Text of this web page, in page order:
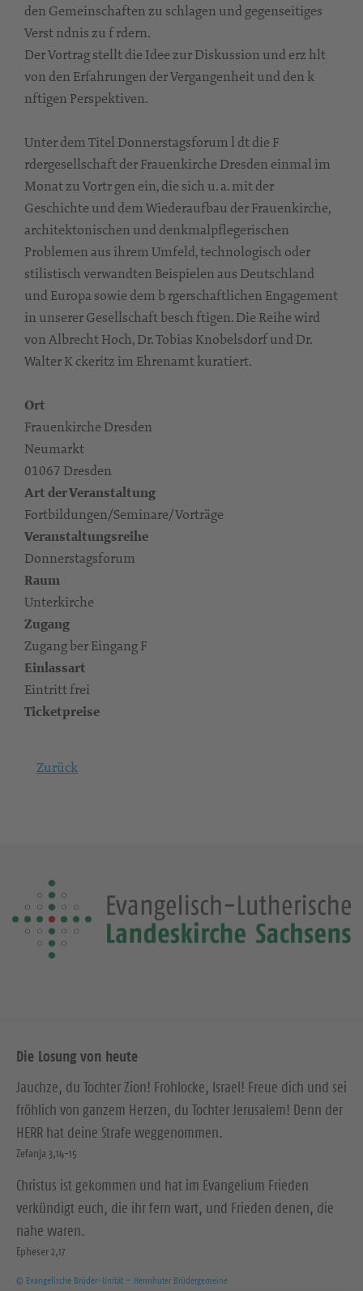
den Gemeinschaften zu schlagen und gegenseitiges
Verst ndnis zu f rdern.
Der Vortrag stellt die Idee zur Diskussion und erz hlt
von den Erfahrungen der Vergangenheit und den k
nftigen Perspektiven.
Unter dem Titel Donnerstagsforum l dt die F
rdergesellschaft der Frauenkirche Dresden einmal im
Monat zu Vortr gen ein, die sich u. a. mit der
Geschichte und dem Wiederaufbau der Frauenkirche,
architektonischen und denkmalpflegerischen
Problemen aus ihrem Umfeld, technologisch oder
stilistisch verwandten Beispielen aus Deutschland
und Europa sowie dem b rgerschaftlichen Engagement
in unserer Gesellschaft besch ftigen. Die Reihe wird
von Albrecht Hoch, Dr. Tobias Knobelsdorf und Dr.
Walter K ckeritz im Ehrenamt kuratiert.
Ort
Frauenkirche Dresden
Neumarkt
01067 Dresden
Art der Veranstaltung
Fortbildungen/Seminare/Vorträge
Veranstaltungsreihe
Donnerstagsforum
Raum
Unterkirche
Zugang
Zugang ber Eingang F
Einlassart
Eintritt frei
Ticketpreise
Zurück
Die Losung von heute
Jauchze, du Tochter Zion! Frohlocke, Israel! Freue dich und sei
fröhlich von ganzem Herzen, du Tochter Jerusalem! Denn der
HERR hat deine Strafe weggenommen.
Zefanja 3,14-15
Christus ist gekommen und hat im Evangelium Frieden
verkündigt euch, die ihr fern wart, und Frieden denen, die
nahe waren.
Epheser 2,17
© Evangelische Brüder-Unität – Herrnhuter Brüdergemeine